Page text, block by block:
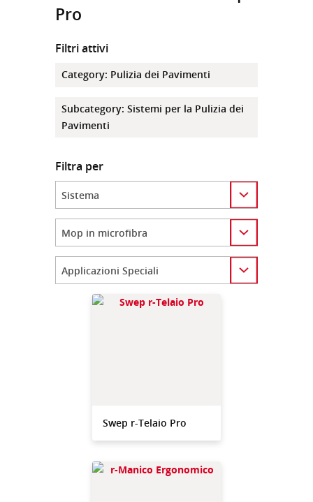
Pro
Filtri attivi
Category: Pulizia dei Pavimenti
Subcategory: Sistemi per la Pulizia dei
Pavimenti
Filtra per
Category
Category
Category
Swep r-Telaio Pro